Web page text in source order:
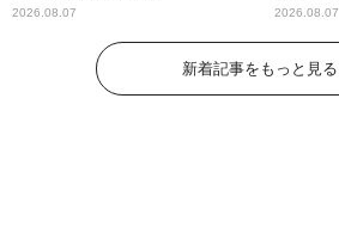
2026.08.07 2026.08.07
新着記事をもっと見る